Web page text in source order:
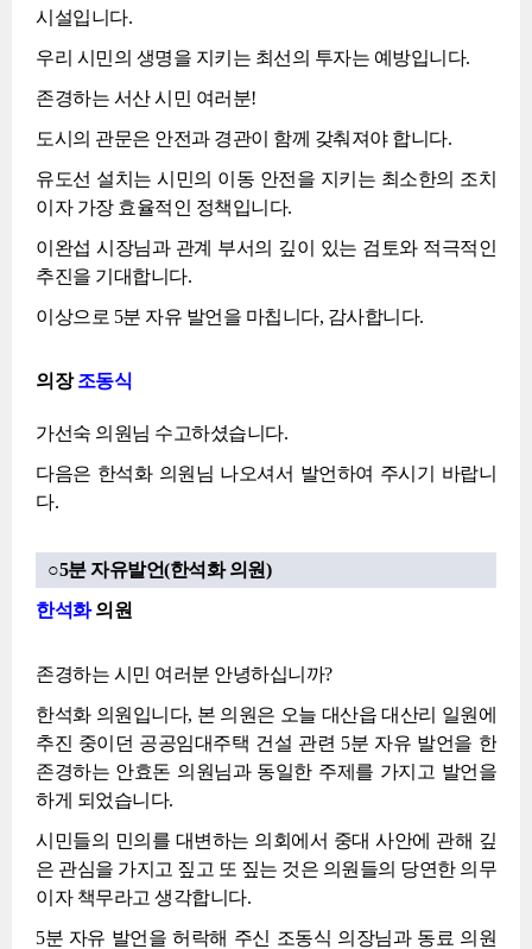
시설입니다.
우리 시민의 생명을 지키는 최선의 투자는 예방입니다.
존경하는 서산 시민 여러분!
도시의 관문은 안전과 경관이 함께 갖춰져야 합니다.
유도선 설치는 시민의 이동 안전을 지키는 최소한의 조치
이자 가장 효율적인 정책입니다.
이완섭 시장님과 관계 부서의 깊이 있는 검토와 적극적인
추진을 기대합니다.
이상으로 5분 자유 발언을 마칩니다, 감사합니다.
의장조동식
가선숙 의원님 수고하셨습니다.
다음은 한석화 의원님 나오셔서 발언하여 주시기 바랍니
다.
○5분 자유발언(한석화 의원)
한석화의원
존경하는 시민 여러분 안녕하십니까?
한석화 의원입니다, 본 의원은 오늘 대산읍 대산리 일원에
추진 중이던 공공임대주택 건설 관련 5분 자유 발언을 한
존경하는 안효돈 의원님과 동일한 주제를 가지고 발언을
하게 되었습니다.
시민들의 민의를 대변하는 의회에서 중대 사안에 관해 깊
은 관심을 가지고 짚고 또 짚는 것은 의원들의 당연한 의무
이자 책무라고 생각합니다.
5분 자유 발언을 허락해 주신 조동식 의장님과 동료 의원